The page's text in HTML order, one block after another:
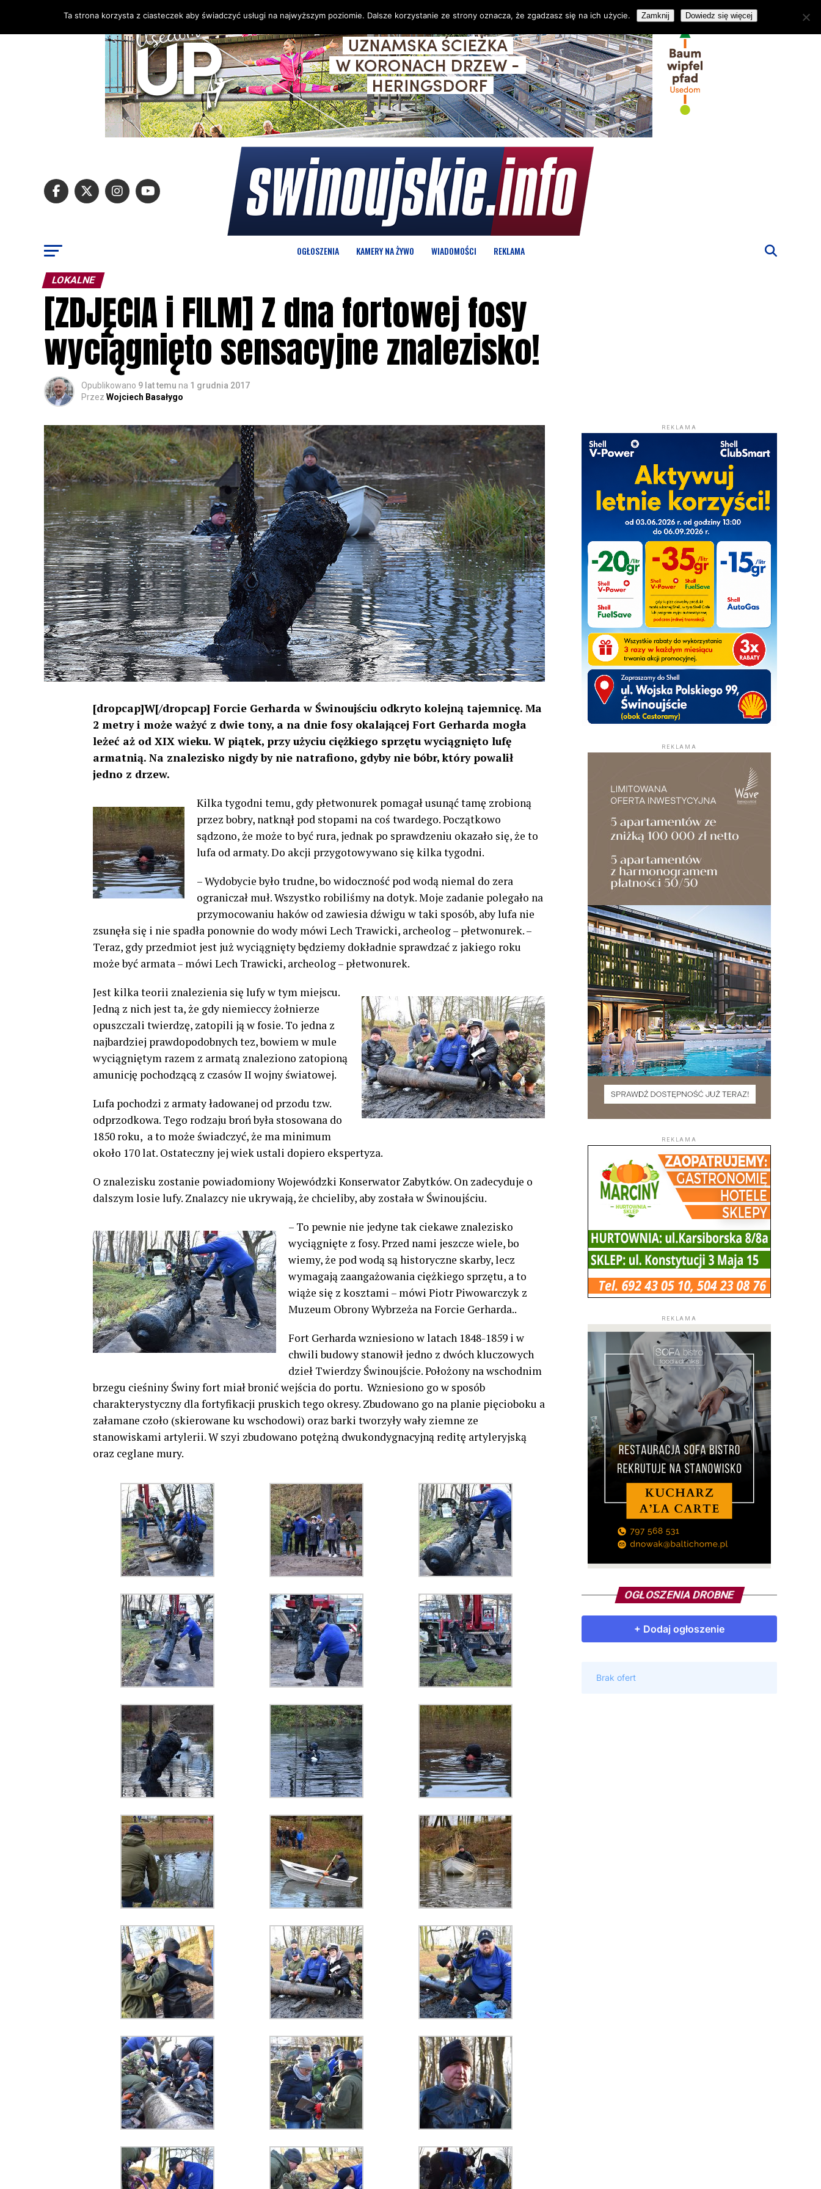
OGŁOSZENIA KAMERY NA ŻYWO WIADOMOŚCI REKLAMA
LOKALNE
[ZDJĘCIA i FILM] Z dna fortowej fosy
wyciągnięto sensacyjne znalezisko!
Opublikowano 9 lat temu na 1 grudnia 2017
Przez Wojciech Basałygo
[dropcap]W[/dropcap] Forcie Gerharda w Świnoujściu odkryto kolejną tajemnicę. Ma
2 metry i może ważyć z dwie tony, a na dnie fosy okalającej Fort Gerharda mogła
leżeć aż od XIX wieku. W piątek, przy użyciu ciężkiego sprzętu wyciągnięto lufę
armatnią. Na znalezisko nigdy by nie natrafiono, gdyby nie bóbr, który powalił
jedno z drzew.
Kilka tygodni temu, gdy płetwonurek pomagał usunąć tamę zrobioną
przez bobry, natknął pod stopami na coś twardego. Początkowo
sądzono, że może to być rura, jednak po sprawdzeniu okazało się, że to
lufa od armaty. Do akcji przygotowywano się kilka tygodni.
– Wydobycie było trudne, bo widoczność pod wodą niemal do zera
ograniczał muł. Wszystko robiliśmy na dotyk. Moje zadanie polegało na
przymocowaniu haków od zawiesia dźwigu w taki sposób, aby lufa nie
zsunęła się i nie spadła ponownie do wody mówi Lech Trawicki, archeolog – płetwonurek. –
Teraz, gdy przedmiot jest już wyciągnięty będziemy dokładnie sprawdzać z jakiego roku
może być armata – mówi Lech Trawicki, archeolog – płetwonurek.
Jest kilka teorii znalezienia się lufy w tym miejscu.
Jedną z nich jest ta, że gdy niemieccy żołnierze
opuszczali twierdzę, zatopili ją w fosie. To jedna z
najbardziej prawdopodobnych tez, bowiem w mule
wyciągniętym razem z armatą znaleziono zatopioną
amunicję pochodzącą z czasów II wojny światowej.
Lufa pochodzi z armaty ładowanej od przodu tzw.
odprzodkowa. Tego rodzaju broń była stosowana do
1850 roku, a to może świadczyć, że ma minimum
około 170 lat. Ostateczny jej wiek ustali dopiero ekspertyza.
O znalezisku zostanie powiadomiony Wojewódzki Konserwator Zabytków. On zadecyduje o
dalszym losie lufy. Znalazcy nie ukrywają, że chcieliby, aby została w Świnoujściu.
– To pewnie nie jedyne tak ciekawe znalezisko
wyciągnięte z fosy. Przed nami jeszcze wiele, bo
wiemy, że pod wodą są historyczne skarby, lecz
wymagają zaangażowania ciężkiego sprzętu, a to
wiąże się z kosztami – mówi Piotr Piwowarczyk z
Muzeum Obrony Wybrzeża na Forcie Gerharda..
Fort Gerharda wzniesiono w latach 1848-1859 i w
chwili budowy stanowił jedno z dwóch kluczowych
dzieł Twierdzy Świnoujście. Położony na wschodnim
brzegu cieśniny Świny fort miał bronić wejścia do portu. Wzniesiono go w sposób
charakterystyczny dla fortyfikacji pruskich tego okresy. Zbudowano go na planie pięcioboku a
załamane czoło (skierowane ku wschodowi) oraz barki tworzyły wały ziemne ze
stanowiskami artylerii. W szyi zbudowano potężną dwukondygnacyjną reditę artyleryjską
oraz ceglane mury.
REKLAMA
REKLAMA
REKLAMA
REKLAMA
OGŁOSZENIA DROBNE
Ta strona korzysta z ciasteczek aby świadczyć usługi na najwyższym poziomie. Dalsze korzystanie ze strony oznacza, że zgadzasz się na ich użycie. Zamknij Dowiedz się więcej